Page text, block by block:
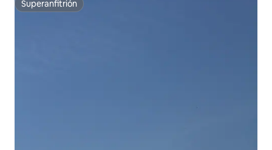
Superanfitrión
Superanfitrión